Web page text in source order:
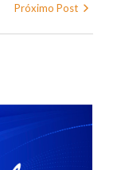
Próximo Post